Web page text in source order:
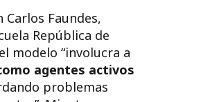
Carlos Faundes,
República de
modelo “involucra a
agentes activos
problemas